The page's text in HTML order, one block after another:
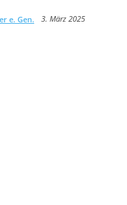
e. Gen. 3. März 2025